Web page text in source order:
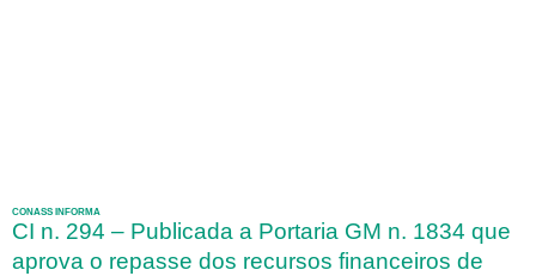
CONASS INFORMA
CI n. 294 – Publicada a Portaria GM n. 1834 que
aprova o repasse dos recursos financeiros de